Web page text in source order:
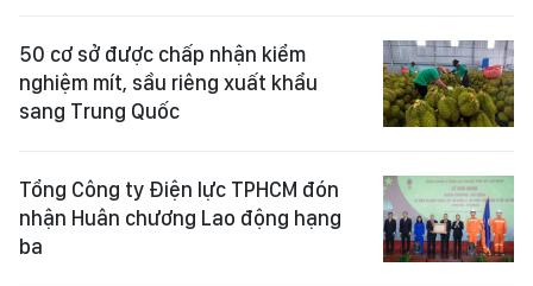
50 cơ sở được chấp nhận kiểm
nghiệm mít, sầu riêng xuất khẩu
sang Trung Quốc
Tổng Công ty Điện lực TPHCM đón
nhận Huân chương Lao động hạng
ba